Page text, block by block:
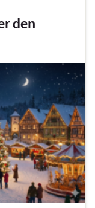
den